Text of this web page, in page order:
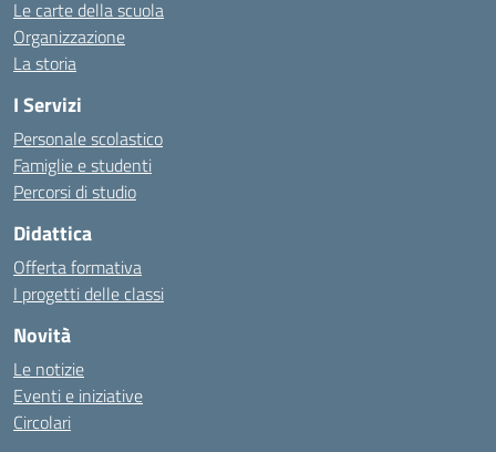
Le carte della scuola
Organizzazione
La storia
I Servizi
Personale scolastico
Famiglie e studenti
Percorsi di studio
Didattica
Offerta formativa
I progetti delle classi
Novità
Le notizie
Eventi e iniziative
Circolari